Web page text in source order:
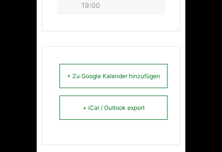
19:00
+ Zu Google Kalender hinzufügen
+ iCal / Outlook export